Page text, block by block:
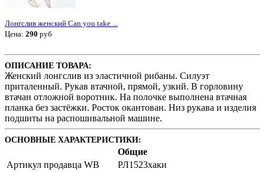
Лонгслив женский Can you take ...
Цена: 290 руб
ОПИСАНИЕ ТОВАРА:
Женский лонгслив из эластичной рибаны. Силуэт
приталенный. Рукав втачной, прямой, узкий. В горловину
втачан отложной воротник. На полочке выполнена втачная
планка без застёжки. Росток окантован. Низ рукава и изделия
подшиты на распошивальной машине.
ОСНОВНЫЕ ХАРАКТЕРИСТИКИ:
Общие
Артикул продавца WB
РЛ1523хаки